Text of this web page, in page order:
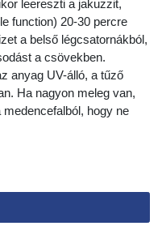
leereszti a jakuzzit,
function) 20-30 percre
a belső légcsatornákból,
a csövekben.
anyag UV-álló, a tűző
Ha nagyon meleg van,
hogy ne